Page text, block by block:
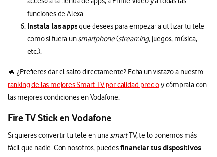
funciones de Alexa.
Instala las appsque desees para empezar a utilizar tu tele
como si fuera un smartphone(streaming, juegos, música,
etc.).
🔥 ¿Prefieres dar el salto directamente? Echa un vistazo a nuestro
ranking de las mejores Smart TV por calidad-precioy cómprala con
las mejores condiciones en Vodafone.
Fire TV Stick en Vodafone
Si quieres convertir tu tele en una smartTV, te lo ponemos más
fácil que nadie. Con nosotros, puedesfinanciar tus dispositivos